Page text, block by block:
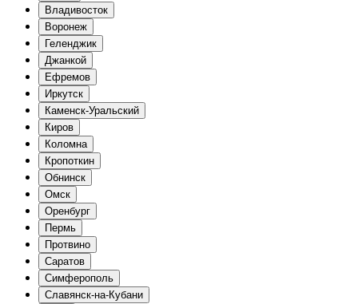
Владивосток
Воронеж
Геленджик
Джанкой
Ефремов
Иркутск
Каменск-Уральский
Киров
Коломна
Кропоткин
Обнинск
Омск
Оренбург
Пермь
Протвино
Саратов
Симферополь
Славянск-на-Кубани